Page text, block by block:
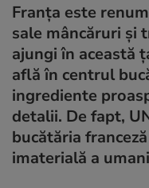
Franța este
sale mâncăruri și
ajungi în această
află în centrul
ingrediente
detalii. De fapt,
bucătăria
imaterială a